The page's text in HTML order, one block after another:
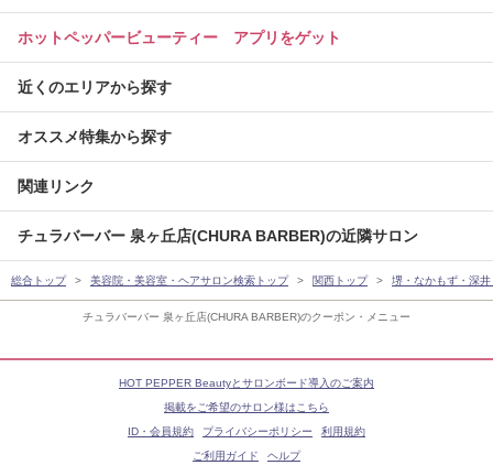
チュラバーバー 泉ヶ丘店(CHURA BARBER)のクーポン・メニュー
ホットペッパービューティー アプリをゲット
近くのエリアから探す
オススメ特集から探す
関連リンク
チュラバーバー 泉ヶ丘店(CHURA BARBER)の近隣サロン
総合トップ 美容院・美容室・ヘアサロン検索トップ 関西トップ 堺・なかもず・深
HOT PEPPER Beautyとサロンボード導入のご案内
掲載をご希望のサロン様はこちら
ID・会員規約
プライバシーポリシー
利用規約
ご利用ガイド
ヘルプ